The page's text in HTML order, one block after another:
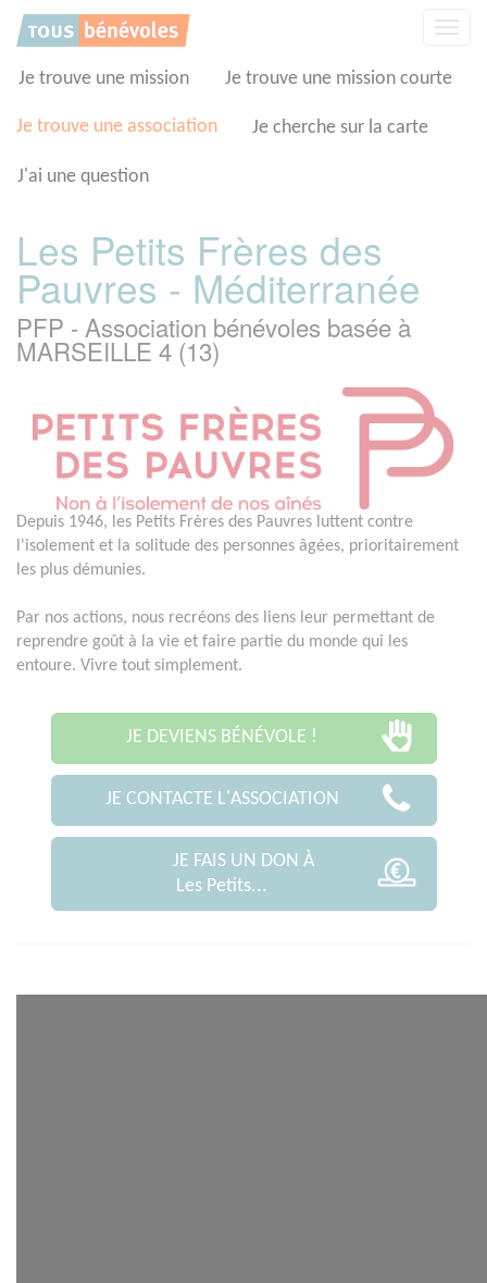
Je trouve une mission Je trouve une mission courte
Je trouve une association Je cherche sur la carte
J'ai une question
Les Petits Frères des
Pauvres - Méditerranée
PFP - Association bénévoles basée à
MARSEILLE 4 (13)
Depuis 1946, les Petits Frères des Pauvres luttent contre
l'isolement et la solitude des personnes âgées, prioritairement
les plus démunies.
Par nos actions, nous recréons des liens leur permettant de
reprendre goût à la vie et faire partie du monde qui les
entoure. Vivre tout simplement.
JE DEVIENS BÉNÉVOLE !
JE CONTACTE L'ASSOCIATION
JE FAIS UN DON À
Les Petits...
Panneau de gestion des cookies